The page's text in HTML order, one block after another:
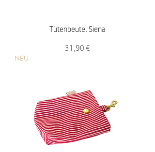
Tütenbeutel Siena
Preis
31,90 €
NEU